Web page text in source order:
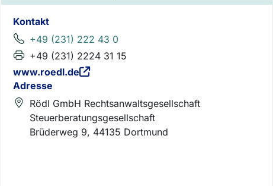
Kontakt
+49 (231) 222 43 0
+49 (231) 2224 31 15
www.roedl.de
Adresse
Rödl GmbH Rechtsanwaltsgesellschaft
Steuerberatungsgesellschaft
Brüderweg 9, 44135 Dortmund